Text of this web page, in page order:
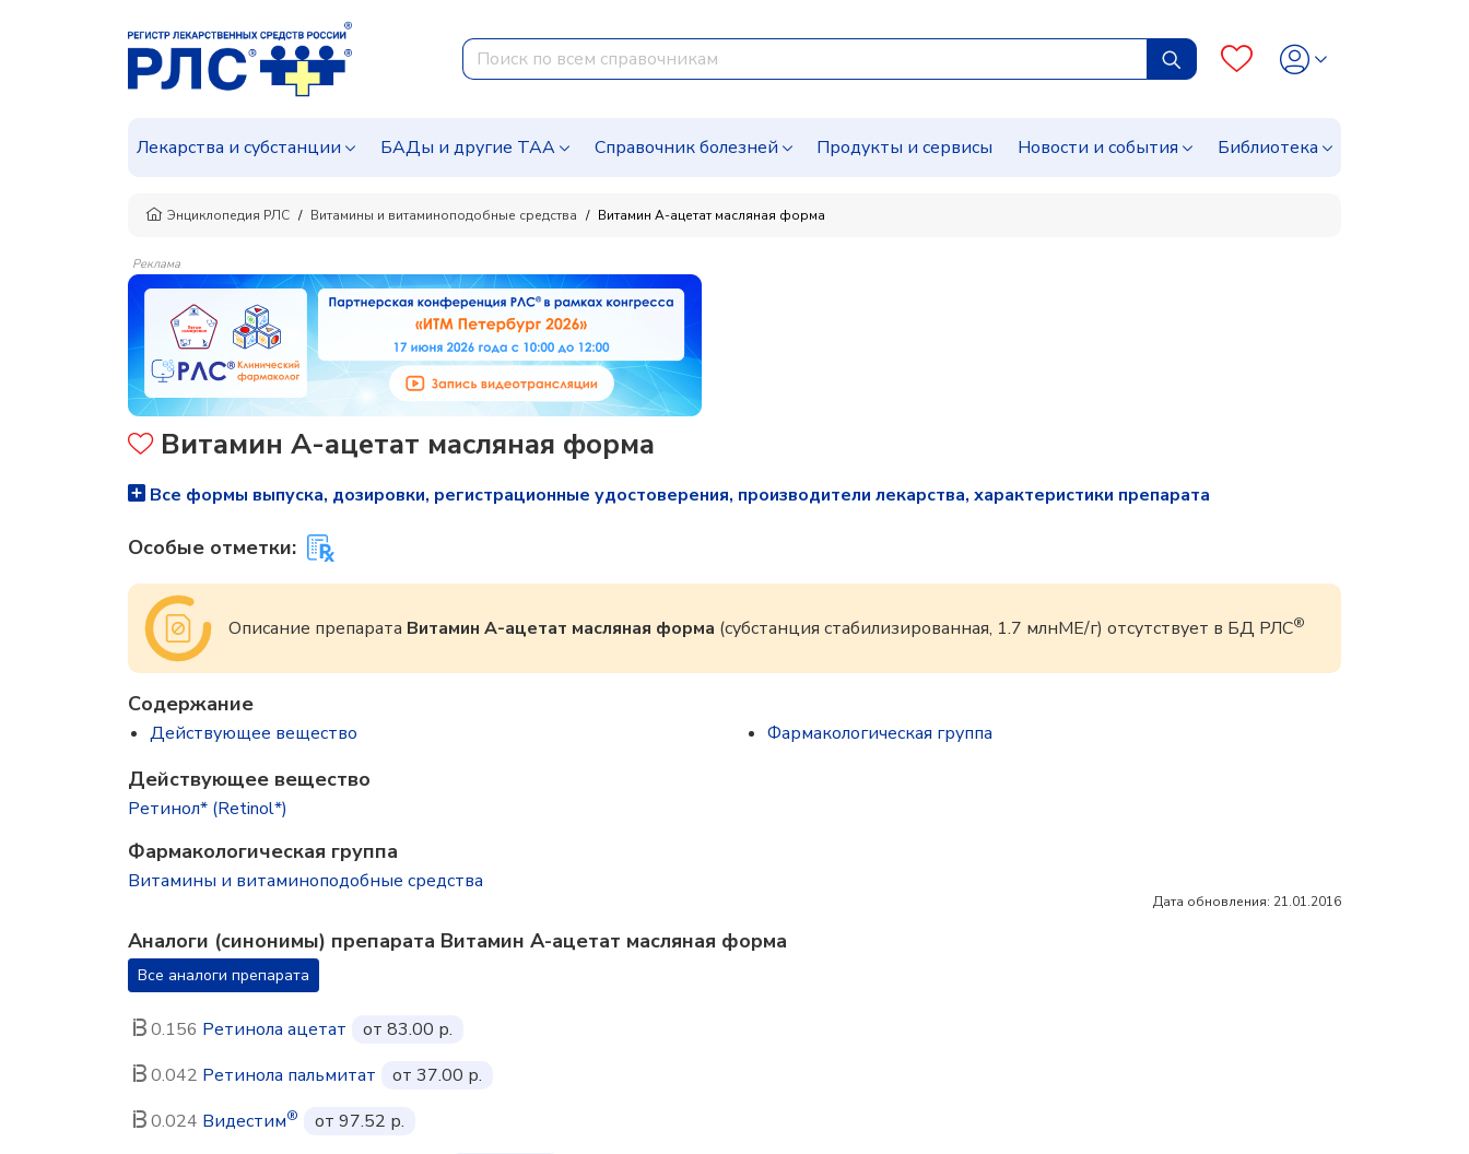
Лекарства и субстанции БАДы и другие ТАА Справочник болезней Продукты и сервисы Новости и события Библиотека
Энциклопедия РЛС Витамины и витаминоподобные средства Витамин A-ацетат масляная форма
Реклама
Витамин A-ацетат масляная форма
Все формы выпуска, дозировки, регистрационные удостоверения, производители лекарства, характеристики препарата
Особые отметки:
Описание препарата Витамин A-ацетат масляная форма (субстанция стабилизированная, 1.7 млнМЕ/г) отсутствует в БД РЛС®
Содержание
Действующее вещество Фармакологическая группа
Действующее вещество
Ретинол* (Retinol*)
Фармакологическая группа
Витамины и витаминоподобные средства
Дата обновления: 21.01.2016
Аналоги (синонимы) препарата Витамин A-ацетат масляная форма
Все аналоги препарата
0.156 Ретинола ацетат
от 83.00 р.
0.042 Ретинола пальмитат
от 37.00 р.
0.024 Видестим®
от 97.52 р.